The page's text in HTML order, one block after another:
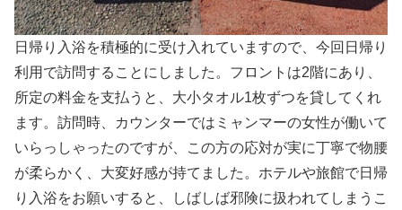
日帰り入浴を積極的に受け入れていますので、今回日帰り
利用で訪問することにしました。フロントは2階にあり、
所定の料金を支払うと、大小タオル1枚ずつを貸してくれ
ます。訪問時、カウンターではミャンマーの女性が働いて
いらっしゃったのですが、この方の応対が実に丁寧で物腰
が柔らかく、大変好感が持てました。ホテルや旅館で日帰
り入浴をお願いすると、しばしば邪険に扱われてしまうこ